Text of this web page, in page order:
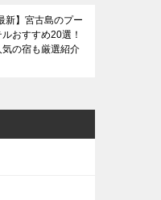
新】宮古島のプー
おすすめ20選！
の宿も厳選紹介